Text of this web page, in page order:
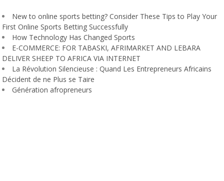
New to online sports betting? Consider These Tips to Play Your
First Online Sports Betting Successfully
How Technology Has Changed Sports
E-COMMERCE: FOR TABASKI, AFRIMARKET AND LEBARA
DELIVER SHEEP TO AFRICA VIA INTERNET
La Révolution Silencieuse : Quand Les Entrepreneurs Africains
Décident de ne Plus se Taire
Génération afropreneurs